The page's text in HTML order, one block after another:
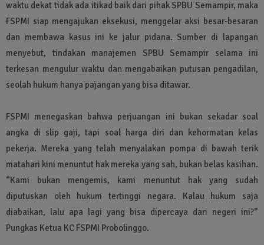
waktu dekat tidak ada itikad baik dari pihak SPBU Semampir, maka
FSPMI siap mengajukan eksekusi, menggelar aksi besar-besaran
dan membawa kasus ini ke jalur pidana. Sumber di lapangan
menyebut, tindakan manajemen SPBU Semampir selama ini
terkesan mengulur waktu dan mengabaikan putusan pengadilan,
seolah hukum hanya pajangan yang bisa ditawar.
FSPMI menegaskan bahwa perjuangan ini bukan sekadar soal
angka di slip gaji, tapi soal harga diri dan kehormatan kelas
pekerja. Mereka yang telah menyalakan pompa di bawah terik
matahari kini menuntut hak mereka yang sah, bukan belas kasihan.
“Kami bukan mengemis, kami menuntut hak yang sudah
diputuskan oleh hukum tertinggi negara. Kalau hukum saja
diabaikan, lalu apa lagi yang bisa dipercaya dari negeri ini?”
Pungkas Ketua KC FSPMI Probolinggo.